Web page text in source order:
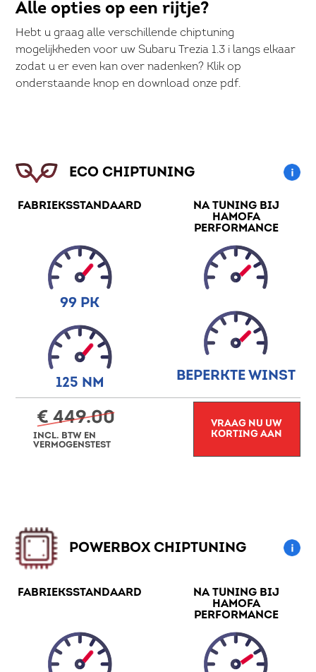
Alle opties op een rijtje?
Hebt u graag alle verschillende chiptuning
mogelijkheden voor uw Subaru Trezia 1.3 i langs elkaar
zodat u er even kan over nadenken? Klik op
onderstaande knop en download onze pdf.
ECO CHIPTUNING
FABRIEKSSTANDAARD
NA TUNING BIJ
HAMOFA
PERFORMANCE
99 PK
125 NM BEPERKTE WINST
€ 449.00
INCL. BTW EN
VERMOGENSTEST
VRAAG NU UW
KORTING AAN
POWERBOX CHIPTUNING
FABRIEKSSTANDAARD
NA TUNING BIJ
HAMOFA
PERFORMANCE